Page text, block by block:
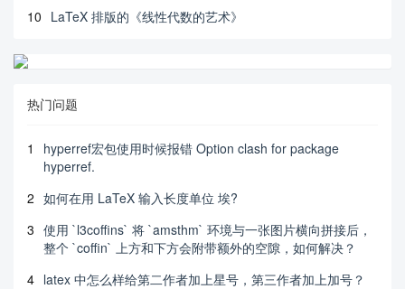
10 LaTeX 排版的《线性代数的艺术》
热门问题
1
hyperref宏包使用时候报错 Option clash for package
hyperref.
2 如何在用 LaTeX 输入长度单位 埃?
3 使用 `l3coffins` 将 `amsthm` 环境与一张图片横向拼接后，
整个 `coffin` 上方和下方会附带额外的空隙，如何解决？
4 latex 中怎么样给第二作者加上星号，第三作者加上加号？